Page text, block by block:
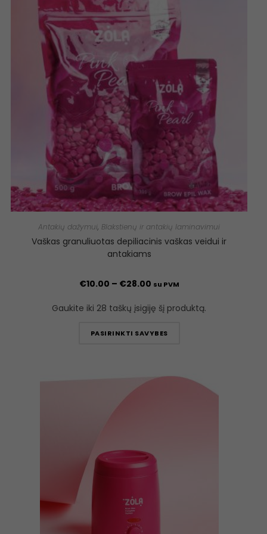
Antakių dažymui, Blakstienų ir antakių laminavimui
Vaškas granuliuotas depiliacinis vaškas veidui ir
antakiams
€10.00 – €28.00 su PVM
Gaukite iki 28 taškų įsigiję šį produktą.
PASIRINKTI SAVYBES